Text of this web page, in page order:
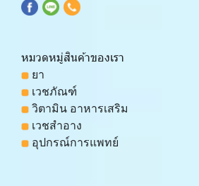
หมวดหมู่สินค้าของเรา
ยา
เวชภัณฑ์
วิตามิน อาหารเสริม
เวชสำอาง
อุปกรณ์การแพทย์